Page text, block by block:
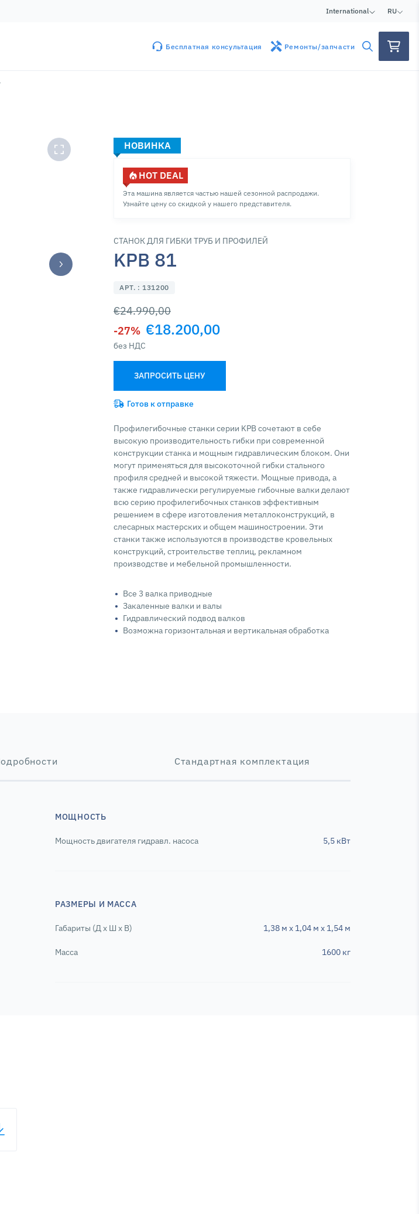
International RU
Бесплатная консультация Ремонты/запчасти
НОВИНКА
HOT DEAL
Эта машина является частью нашей сезонной распродажи.
Узнайте цену со скидкой у нашего представителя.
СТАНОК ДЛЯ ГИБКИ ТРУБ И ПРОФИЛЕЙ
KPB 81
АРТ. : 131200
€24.990,00
-27% €18.200,00
без НДС
ЗАПРОСИТЬ ЦЕНУ
Готов к отправке
Профилегибочные станки серии KPB сочетают в себе
высокую производительность гибки при современной
конструкции станка и мощным гидравлическим блоком. Они
могут применяться для высокоточной гибки стального
профиля средней и высокой тяжести. Мощные привода, а
также гидравлически регулируемые гибочные валки делают
всю серию профилегибочных станков эффективным
решением в сфере изготовления металлоконструкций, в
слесарных мастерских и общем машиностроении. Эти
станки также используются в производстве кровельных
конструкций, строительстве теплиц, рекламном
производстве и мебельной промышленности.
Все 3 валка приводные
Закаленные валки и валы
Гидравлический подвод валков
Возможна горизонтальная и вертикальная обработка
Стандартная комплектация
МОЩНОСТЬ
Мощность двигателя гидравл. насоса 5,5 кВт
РАЗМЕРЫ И МАССА
Габариты (Д х Ш х В) 1,38 м x 1,04 м x 1,54 м
Масса 1600 кг